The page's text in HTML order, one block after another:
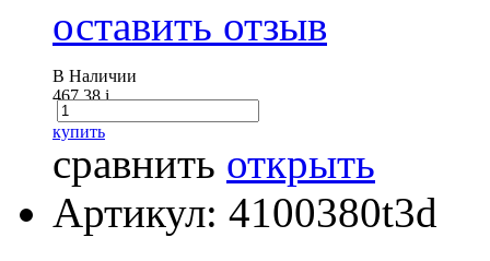
оставить отзыв
В Наличии
467.38i
купить
сравнить открыть
Артикул: 4100380t3d